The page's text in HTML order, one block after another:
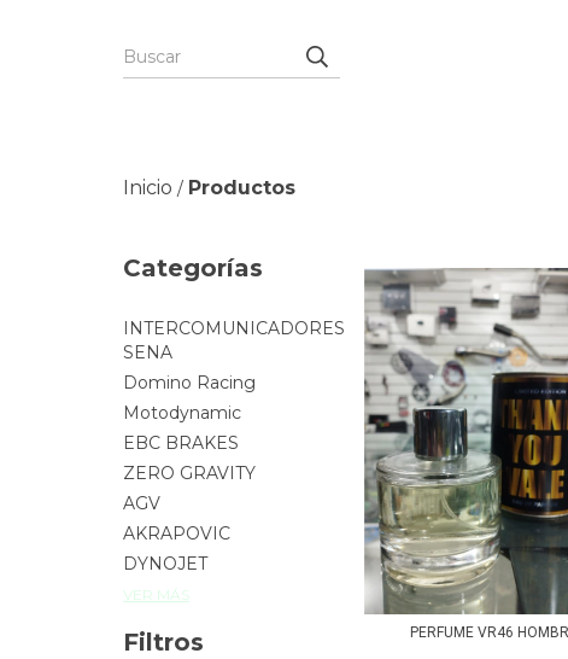
Inicio / Productos
Categorías
INTERCOMUNICADORES
SENA
Domino Racing
Motodynamic
EBC BRAKES
ZERO GRAVITY
AGV
AKRAPOVIC
DYNOJET
VER MÁS
Filtros PERFUME VR46